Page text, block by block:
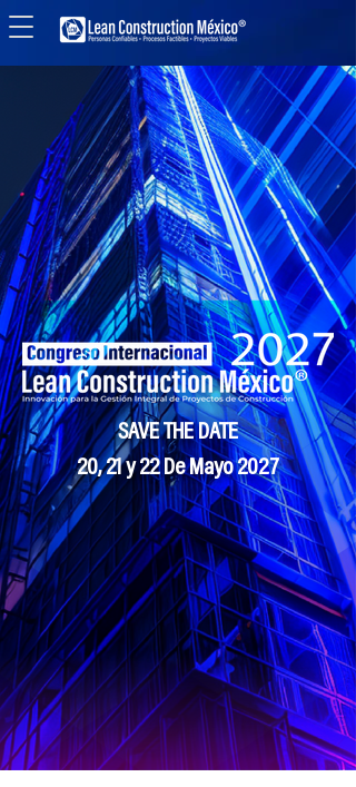
SAVE THE DATE
20, 21 y 22 De Mayo 2027